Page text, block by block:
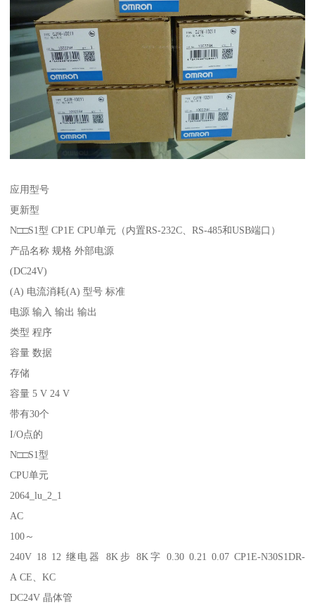
应用型号
更新型
N□□S1型 CP1E CPU单元（内置RS-232C、RS-485和USB端口）
产品名称 规格 外部电源
(DC24V)
(A) 电流消耗(A) 型号 标准
电源 输入 输出 输出
类型 程序
容量 数据
存储
容量 5 V 24 V
带有30个
I/O点的
N□□S1型
CPU单元
2064_lu_2_1
AC
100～
240V 18 12 继电器 8K步 8K字 0.30 0.21 0.07 CP1E-N30S1DR-
A CE、KC
DC24V 晶体管